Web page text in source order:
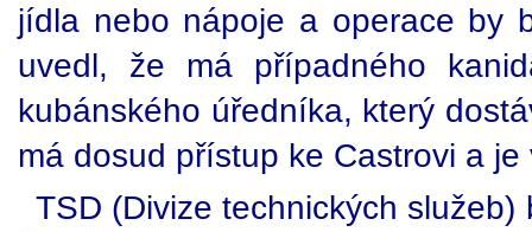
jídla nebo nápoje a operace by
uvedl, že má případného
kubánského úředníka, který
má dosud přístup ke Castrovi a
TSD (Divize technických